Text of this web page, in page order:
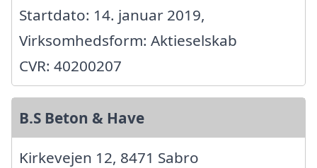
Startdato: 14. januar 2019,
Virksomhedsform: Aktieselskab
CVR: 40200207
B.S Beton & Have
Kirkevejen 12, 8471 Sabro